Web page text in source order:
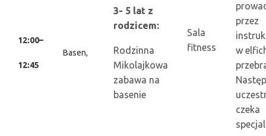
12:00–
12:45
Basen,
3- 5 lat z
rodzicem:
Rodzinna
Mikolajkowa
zabawa na
basenie
Sala
fitness
przez
w
czeka